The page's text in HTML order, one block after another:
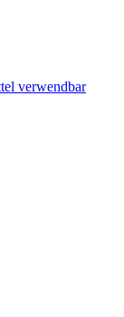
verwendbar